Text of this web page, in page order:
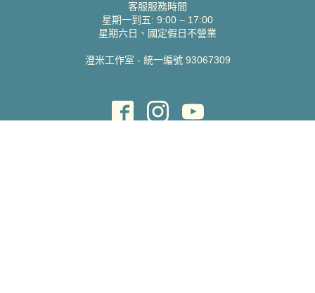
客服服務時間
星期一到五: 9:00 – 17:00
星期六日、國定假日不營業
澄米工作室 - 統一編號 93067309